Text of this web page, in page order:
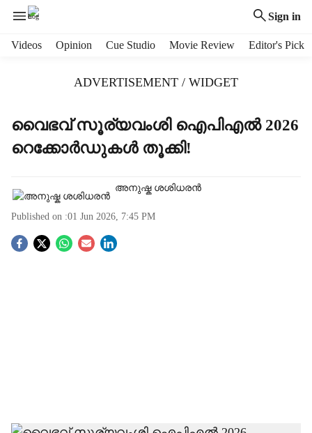
Sign in
Videos Opinion Cue Studio Movie Review Editor's Pick
ADVERTISEMENT / WIDGET
വൈഭവ് സൂര്യവംശി ഐപിഎൽ 2026
റെക്കോർഡുകൾ തൂക്കി!
അനുഷ്ക ശശിധരൻ
Published on :01 Jun 2026, 7:45 PM
S